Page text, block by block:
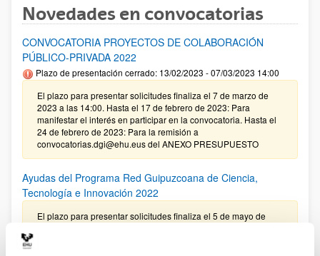
Novedades en convocatorias
CONVOCATORIA PROYECTOS DE COLABORACIÓN
PÚBLICO-PRIVADA 2022
Plazo de presentación cerrado: 13/02/2023 - 07/03/2023 14:00
El plazo para presentar solicitudes finaliza el 7 de marzo de
2023 a las 14:00. Hasta el 17 de febrero de 2023: Para
manifestar el interés en participar en la convocatoria. Hasta el
24 de febrero de 2023: Para la remisión a
convocatorias.dgi@ehu.eus del ANEXO PRESUPUESTO
Ayudas del Programa Red Guipuzcoana de Ciencia,
Tecnología e Innovación 2022
El plazo para presentar solicitudes finaliza el 5 de mayo de